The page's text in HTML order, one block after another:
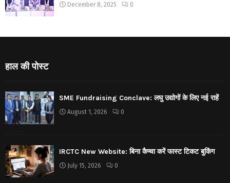
December 8, 2025 0
हाल की पोस्ट
SME Fundraising Conclave: लघु उद्योगों के लिए नई राहें
August 1, 2026 0
IRCTC New Website: बिना कैप्चा करें फास्ट टिकट बुकिंग
July 15, 2026 0